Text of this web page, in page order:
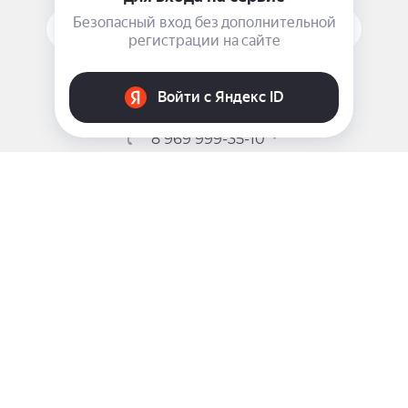
фосфолипид гидрогенизированной сои, сложный
эфир жирной кислоты сахарозы, ксантановая
ПОДПИСАТЬСЯ НА РАССЫЛКУ
ЗАДАТЬ ВОПРОС
8 969 999-35-10